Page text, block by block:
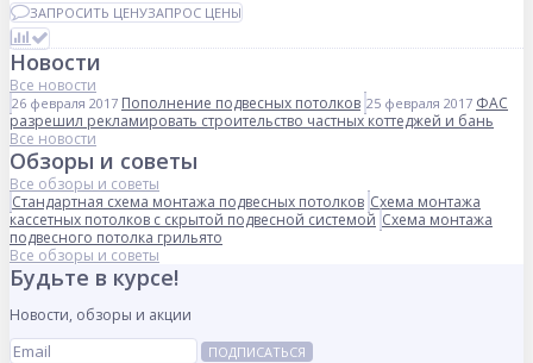
ЗАПРОСИТЬ ЦЕНУЗАПРОС ЦЕНЫ
Новости
Все новости
26 февраля 2017 Пополнение подвесных потолков 25 февраля 2017 ФАС
разрешил рекламировать строительство частных коттеджей и бань
Все новости
Обзоры и советы
Все обзоры и советы
Стандартная схема монтажа подвесных потолков Схема монтажа
кассетных потолков с скрытой подвесной системой Схема монтажа
подвесного потолка грильято
Все обзоры и советы
Будьте в курсе!
Новости, обзоры и акции
ПОДПИСАТЬСЯ